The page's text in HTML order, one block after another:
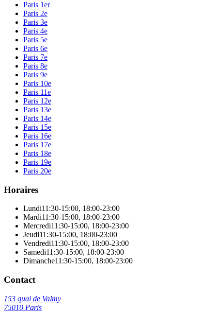
Paris 1er
Paris 2e
Paris 3e
Paris 4e
Paris 5e
Paris 6e
Paris 7e
Paris 8e
Paris 9e
Paris 10e
Paris 11e
Paris 12e
Paris 13e
Paris 14e
Paris 15e
Paris 16e
Paris 17e
Paris 18e
Paris 19e
Paris 20e
Horaires
Lundi11:30-15:00, 18:00-23:00
Mardi11:30-15:00, 18:00-23:00
Mercredi11:30-15:00, 18:00-23:00
Jeudi11:30-15:00, 18:00-23:00
Vendredi11:30-15:00, 18:00-23:00
Samedi11:30-15:00, 18:00-23:00
Dimanche11:30-15:00, 18:00-23:00
Contact
153 quai de Valmy
75010 Paris